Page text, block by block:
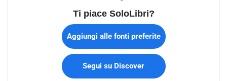
Ti piace SoloLibri?
Aggiungi alle fonti preferite
Segui su Discover